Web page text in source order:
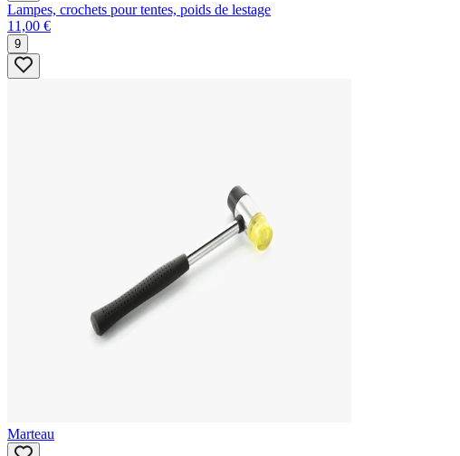
Lampes, crochets pour tentes, poids de lestage
11,00 €
9
Marteau